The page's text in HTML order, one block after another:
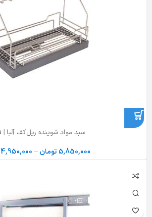
سبد مواد شوینده ریل‌کف آلبا | Alba
5,850,000تومان–
4,950,000